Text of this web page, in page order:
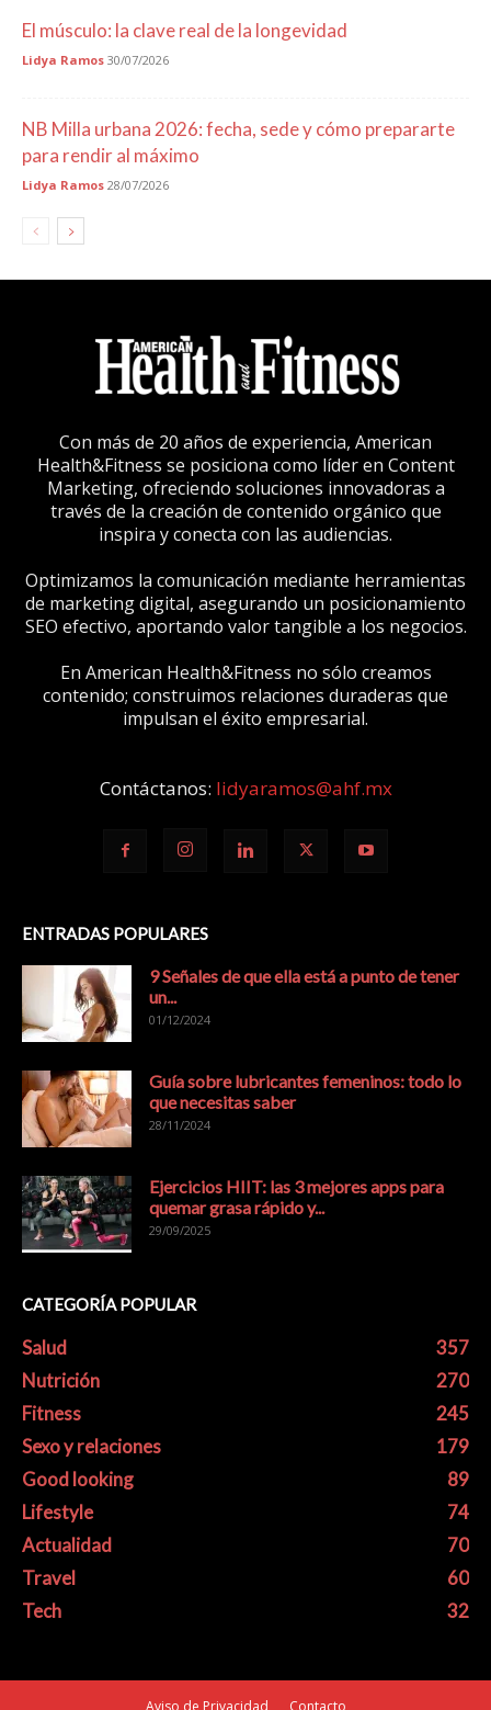
El músculo: la clave real de la longevidad
Lidya Ramos 30/07/2026
NB Milla urbana 2026: fecha, sede y cómo prepararte
para rendir al máximo
Lidya Ramos 28/07/2026
Con más de 20 años de experiencia, American
Health&Fitness se posiciona como líder en Content
Marketing, ofreciendo soluciones innovadoras a
través de la creación de contenido orgánico que
inspira y conecta con las audiencias.
Optimizamos la comunicación mediante herramientas
de marketing digital, asegurando un posicionamiento
SEO efectivo, aportando valor tangible a los negocios.
En American Health&Fitness no sólo creamos
contenido; construimos relaciones duraderas que
impulsan el éxito empresarial.
Contáctanos: lidyaramos@ahf.mx
ENTRADAS POPULARES
9 Señales de que ella está a punto de tener
un...
01/12/2024
Guía sobre lubricantes femeninos: todo lo
que necesitas saber
28/11/2024
Ejercicios HIIT: las 3 mejores apps para
quemar grasa rápido y...
29/09/2025
CATEGORÍA POPULAR
Salud
357
Nutrición
270
Fitness
245
Sexo y relaciones
179
Good looking
89
Lifestyle
74
Actualidad
70
Travel
60
Tech
32